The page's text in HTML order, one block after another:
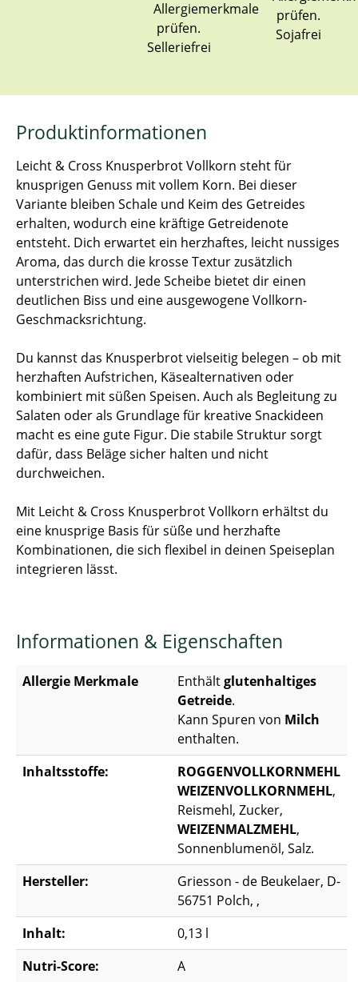
Selleriefrei
Sojafrei
Produktinformationen
Leicht & Cross Knusperbrot Vollkorn steht für
knusprigen Genuss mit vollem Korn. Bei dieser
Variante bleiben Schale und Keim des Getreides
erhalten, wodurch eine kräftige Getreidenote
entsteht. Dich erwartet ein herzhaftes, leicht nussiges
Aroma, das durch die krosse Textur zusätzlich
unterstrichen wird. Jede Scheibe bietet dir einen
deutlichen Biss und eine ausgewogene Vollkorn-
Geschmacksrichtung.
Du kannst das Knusperbrot vielseitig belegen – ob mit
herzhaften Aufstrichen, Käsealternativen oder
kombiniert mit süßen Speisen. Auch als Begleitung zu
Salaten oder als Grundlage für kreative Snackideen
macht es eine gute Figur. Die stabile Struktur sorgt
dafür, dass Beläge sicher halten und nicht
durchweichen.
Mit Leicht & Cross Knusperbrot Vollkorn erhältst du
eine knusprige Basis für süße und herzhafte
Kombinationen, die sich flexibel in deinen Speiseplan
integrieren lässt.
Informationen & Eigenschaften
Allergie Merkmale Enthältglutenhaltiges
Getreide.
Kann Spuren von Milch
enthalten.
Inhaltsstoffe:
ROGGENVOLLKORNMEHL
WEIZENVOLLKORNMEHL,
Reismehl, Zucker,
WEIZENMALZMEHL,
Sonnenblumenöl, Salz.
Hersteller:
Griesson - de Beukelaer, D-
56751 Polch, ,
Inhalt:
0,13 l
Nutri-Score:
A